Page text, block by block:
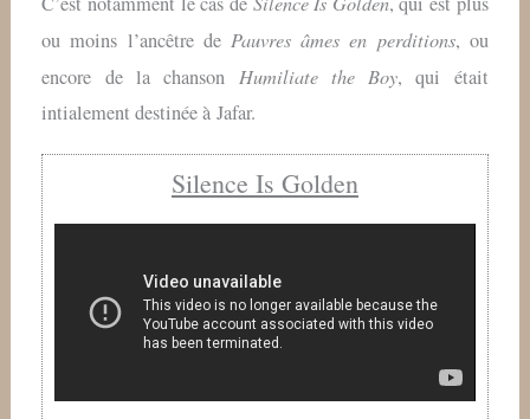
ou moins l’ancêtre de Pauvres âmes en perditions, ou
encore de la chanson Humiliate the Boy, qui était
intialement destinée à Jafar.
Silence Is Golden